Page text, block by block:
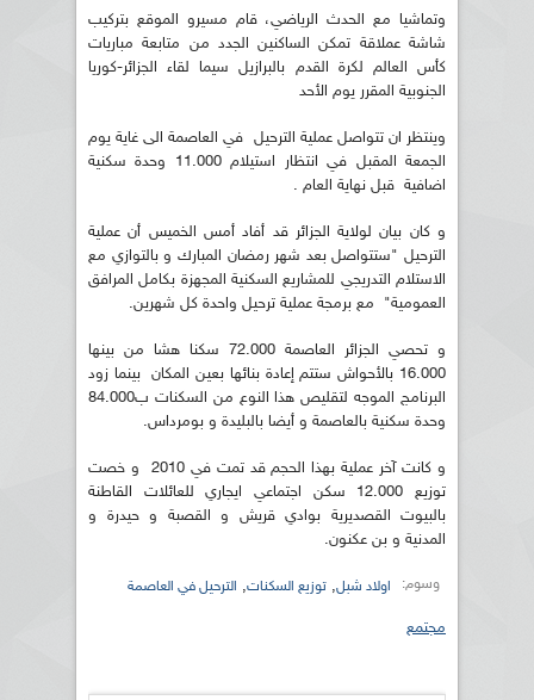
وتماشيا مع الحدث الرياضي، قام مسيرو الموقع بتركيب
شاشة عملاقة تمكن الساكنين الجدد من متابعة مباريات
كأس العالم لكرة القدم بالبرازيل سيما لقاء الجزائر-كوريا
الجنوبية المقرر يوم الأحد
وينتظر ان تتواصل عملية الترحيل في العاصمة الى غاية يوم
الجمعة المقبل في انتظار استيلام 11.000 وحدة سكنية
اضافية قبل نهاية العام .
و كان بيان لولاية الجزائر قد أفاد أمس الخميس أن عملية
الترحيل "ستتواصل بعد شهر رمضان المبارك و بالتوازي مع
الاستلام التدريجي للمشاريع السكنية المجهزة بكامل المرافق
العمومية" مع برمجة عملية ترحيل واحدة كل شهرين.
و تحصي الجزائر العاصمة 72.000 سكنا هشا من بينها
16.000 بالأحواش ستتم إعادة بنائها بعين المكان بينما زود
البرنامج الموجه لتقليص هذا النوع من السكنات ب84.000
وحدة سكنية بالعاصمة و أيضا بالبليدة و بومرداس.
و كانت آخر عملية بهذا الحجم قد تمت في 2010 و خصت
توزيع 12.000 سكن اجتماعي ايجاري للعائلات القاطنة
بالبيوت القصديرية بوادي قريش و القصبة و حيدرة و
المدنية و بن عكنون.
وسوم: اولاد شبل, توزيع السكنات, الترحيل في العاصمة
مجتمع